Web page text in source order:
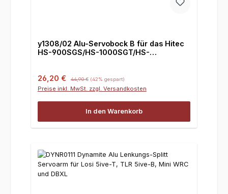
y1308/02 Alu-Servobock B für das Hitec
HS-900SGS/HS-1000SGT/HS-
Verkaufspreis:
26,20 € 44,90 € (42% gespart)
Preise inkl. MwSt. zzgl. Versandkosten
In den Warenkorb